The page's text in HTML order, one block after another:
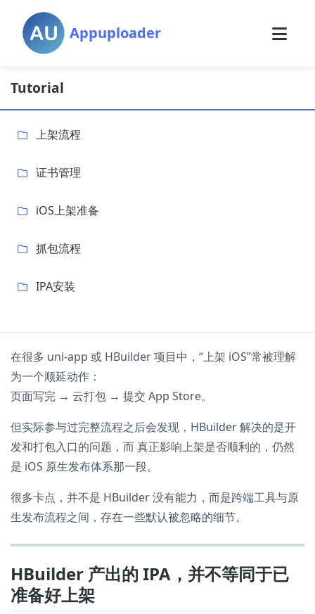
Appuploader
Tutorial
上架流程
证书管理
iOS上架准备
抓包流程
IPA安装
在很多 uni-app 或 HBuilder 项目中，“上架 iOS”常被理解
为一个顺延动作：
页面写完 → 云打包 → 提交 App Store。
但实际参与过完整流程之后会发现，HBuilder 解决的是开
发和打包入口的问题，而 真正影响上架是否顺利的，仍然
是 iOS 原生发布体系那一段。
很多卡点，并不是 HBuilder 没有能力，而是跨端工具与原
生发布流程之间，存在一些默认被忽略的细节。
HBuilder 产出的 IPA，并不等同于已
准备好上架